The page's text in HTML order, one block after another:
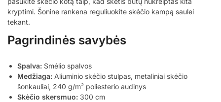
kryptimi. Šonine rankena reguliuokite skėčio kampą saulei
tekant.
Pagrindinės savybės
Spalva: Smėlio spalvos
Medžiaga: Aliuminio skėčio stulpas, metaliniai skėčio
šonkauliai, 240 g/m² poliesterio audinys
Skėčio skersmuo: 300 cm